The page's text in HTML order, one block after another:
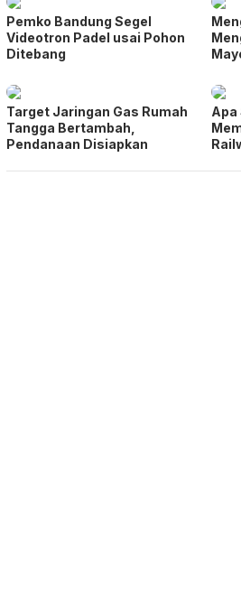
Pemko Bandung Segel
Videotron Padel usai Pohon
Ditebang
Target Jaringan Gas Rumah
Tangga Bertambah,
Pendanaan Disiapkan